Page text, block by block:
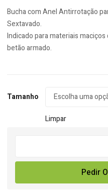
Bucha com Anel Antirrotação
Sextavado.
Indicado para materiais
betão armado.
Tamanho
Limpar
Bucha
Expansiva
Pedir